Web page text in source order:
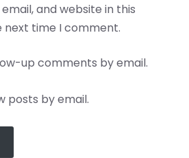
and website in this
time I comment.
up comments by email.
posts by email.